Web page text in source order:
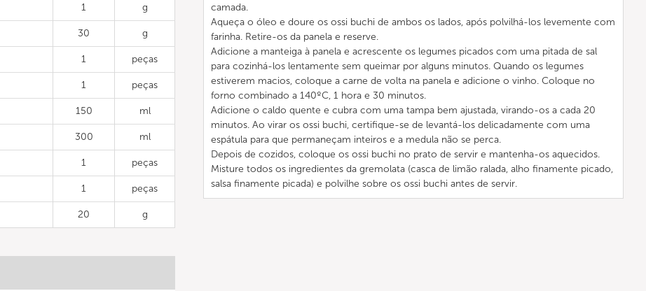
1 g
30 g
1 peças
1 peças
150 ml
300 ml
1 peças
1 peças
20 g
camada.
Aqueça o óleo e doure os ossi buchi de ambos os lados, após polvilhá-los levemente com
farinha. Retire-os da panela e reserve.
Adicione a manteiga à panela e acrescente os legumes picados com uma pitada de sal
para cozinhá-los lentamente sem queimar por alguns minutos. Quando os legumes
estiverem macios, coloque a carne de volta na panela e adicione o vinho. Coloque no
forno combinado a 140ºC, 1 hora e 30 minutos.
Adicione o caldo quente e cubra com uma tampa bem ajustada, virando-os a cada 20
minutos. Ao virar os ossi buchi, certifique-se de levantá-los delicadamente com uma
espátula para que permaneçam inteiros e a medula não se perca.
Depois de cozidos, coloque os ossi buchi no prato de servir e mantenha-os aquecidos.
Misture todos os ingredientes da gremolata (casca de limão ralada, alho finamente picado,
salsa finamente picada) e polvilhe sobre os ossi buchi antes de servir.